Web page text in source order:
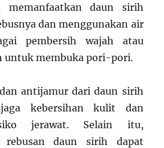
memanfaatkan daun sirih
dan menggunakan air
pembersih wajah atau
untuk membuka pori-pori.
antijamur dari daun sirih
kebersihan kulit dan
jerawat. Selain itu,
rebusan daun sirih dapat